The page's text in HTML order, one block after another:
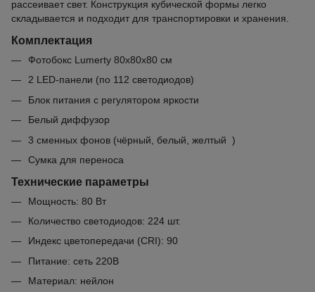
рассеивает свет. Конструкция кубической формы легко
складывается и подходит для транспортировки и хранения.
Комплектация
Фотобокс Lumerty 80х80х80 см
2 LED-панели (по 112 светодиодов)
Блок питания с регулятором яркости
Белый диффузор
3 сменных фонов (чёрный, белый, желтый )
Сумка для переноса
Технические параметры
Мощность: 80 Вт
Количество светодиодов: 224 шт.
Индекс цветопередачи (CRI): 90
Питание: сеть 220В
Материал: нейлон